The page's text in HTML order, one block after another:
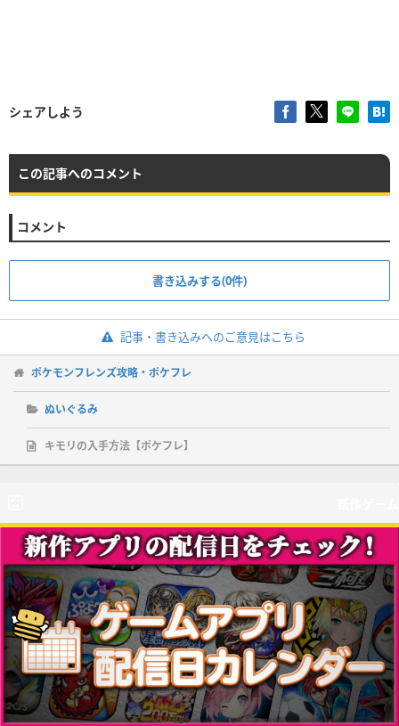
シェアしよう
この記事へのコメント
コメント
書き込みする(0件)
記事・書き込みへのご意見はこちら
ポケモンフレンズ攻略・ポケフレ
ぬいぐるみ
キモリの入手方法【ポケフレ】